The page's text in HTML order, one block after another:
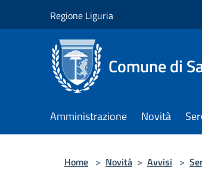
Regione Liguria
Comune di
Amministrazione Novità
Home > Novità > Avvisi >